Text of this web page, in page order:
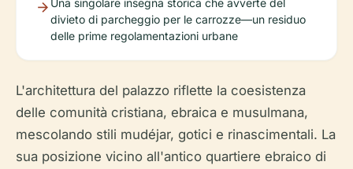
divieto di parcheggio per le carrozze—un residuo
delle prime regolamentazioni urbane
L'architettura del palazzo riflette la coesistenza
delle comunità cristiana, ebraica e musulmana,
mescolando stili mudéjar, gotici e rinascimentali. La
sua posizione vicino all'antico quartiere ebraico di